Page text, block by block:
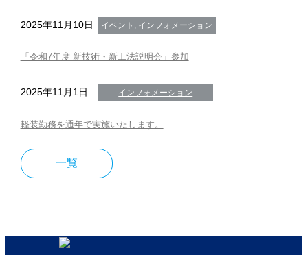
2025年11月10日 イベント インフォメーション
「令和7年度 新技術・新工法説明会」参加
2025年11月1日 インフォメーション
軽装勤務を通年で実施いたします。
一覧